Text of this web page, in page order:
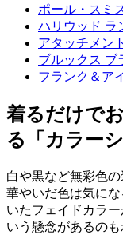
ポール・スミ
ハリウッド ラ
アタッチメント
ブルックス ブ
フランク＆ア
着るだけで
る「カラー
白や黒など無彩色
華やいだ色は気に
いたフェイドカラ
いう懸念があるの